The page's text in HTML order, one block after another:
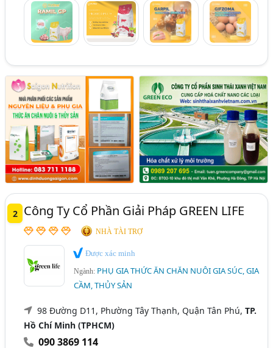
2 Công Ty Cổ Phần Giải Pháp GREEN LIFE
NHÀ TÀI TRỢ
Được xác minh
Ngành: PHỤ GIA THỨC ĂN CHĂN NUÔI GIA SÚC, GIA
CẦM, THỦY SẢN
98 Đường D11, Phường Tây Thạnh, Quận Tân Phú,TP.
Hồ Chí Minh (TPHCM)
090 3869 114